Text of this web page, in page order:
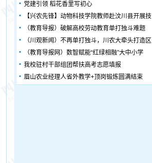
党建引领 稻花香里写初心
【兴农先锋】动物科技学院教师赴汶川县开展技
（教育导报）破解高校劳动教育单打独斗难题
（川观新闻）不再单打独斗，川农大牵头打造区
（教育导报网）数智赋能“红绿相融”大中小学
我校驻村干部组团帮扶高考志愿填报
眉山农业经理人省外教学+顶岗锻炼圆满结束